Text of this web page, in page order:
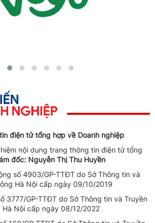
điện tử tổng hợp về Doanh nghiệp
nội dung trang thông tin điện tử tổng
đốc: Nguyễn Thị Thu Huyền
số 4903/GP-TTĐT do Sở Thông tin và
Hà Nội cấp ngày 09/10/2019
3777/GP-TTĐT do Sở Thông tin và Truyền
Hà Nội cấp ngày 08/12/2022